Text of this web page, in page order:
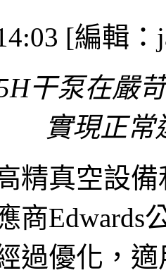
[編輯：
干泵在嚴
實現正常
精真空設
商Edwards
過優化，